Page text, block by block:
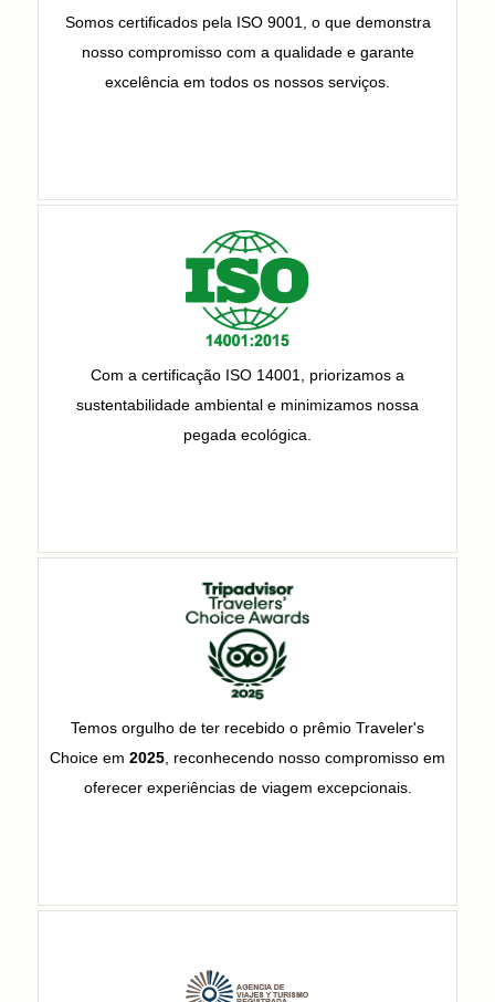
Somos certificados pela ISO 9001, o que demonstra
nosso compromisso com a qualidade e garante
excelência em todos os nossos serviços.
Com a certificação ISO 14001, priorizamos a
sustentabilidade ambiental e minimizamos nossa
pegada ecológica.
Temos orgulho de ter recebido o prêmio Traveler's
Choice em 2025 , reconhecendo nosso compromisso em
oferecer experiências de viagem excepcionais.